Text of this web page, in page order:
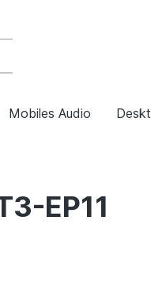
Mobiles Audio
EP11